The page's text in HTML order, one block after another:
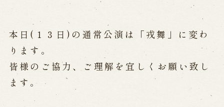
公演情報
公演カレンダー
開催中の公演
近日開催の公演
本日(１３日)の通常公演は「戎舞」に変わ
ります。
皆様のご協力、ご理解を宜しくお願い致し
ます。